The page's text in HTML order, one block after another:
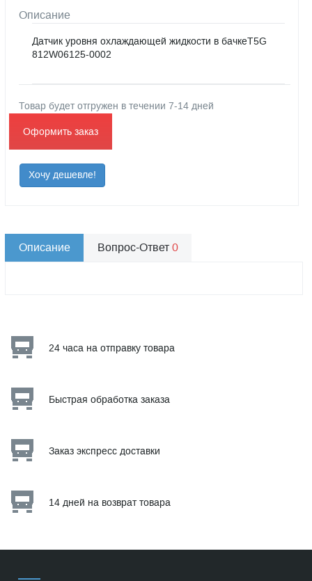
Описание
Датчик уровня охлаждающей жидкости в бачкеT5G
812W06125-0002
Товар будет отгружен в течении 7-14 дней
Оформить заказ
Хочу дешевле!
Описание Вопрос-Ответ0
24 часа на отправку товара
Быстрая обработка заказа
Заказ экспресс доставки
14 дней на возврат товара